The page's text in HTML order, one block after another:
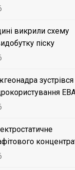
викрили схему
піску
зустрівся